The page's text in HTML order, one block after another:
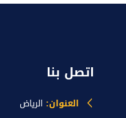
اتصل بنا
العنوان: الرياض